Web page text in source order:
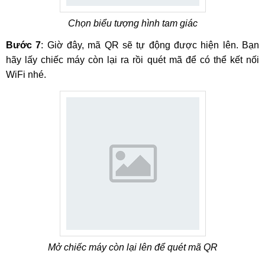
Chọn biểu tượng hình tam giác
Bước 7: Giờ đây, mã QR sẽ tự động được hiện lên. Bạn
hãy lấy chiếc máy còn lại ra rồi quét mã để có thể kết nối
WiFi nhé.
Mở chiếc máy còn lại lên để quét mã QR